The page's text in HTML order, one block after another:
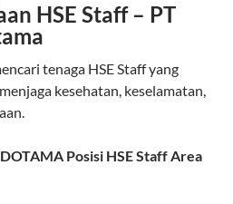
HSE Staff – PT
tenaga HSE Staff yang
kesehatan, keselamatan,
Posisi HSE Staff Area